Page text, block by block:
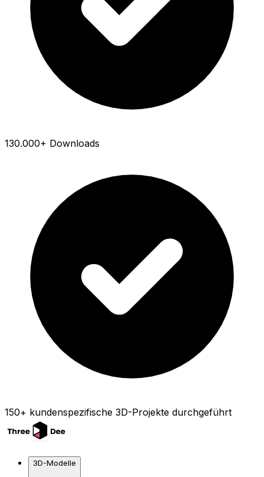
130.000+ Downloads
150+ kundenspezifische 3D-Projekte durchgeführt
3D-Modelle